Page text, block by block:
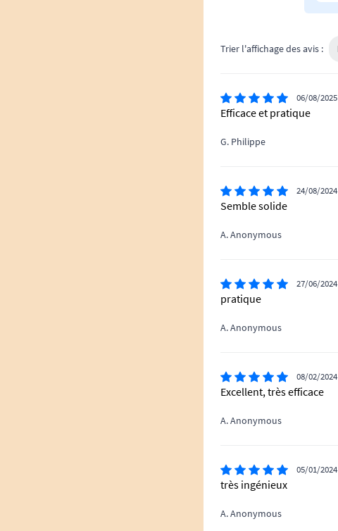
Trier l'affichage des avis :
06/08/2025
Efficace et pratique
G. Philippe
24/08/2024
Semble solide
A. Anonymous
27/06/2024
pratique
A. Anonymous
08/02/2024
Excellent, très efficace
A. Anonymous
05/01/2024
très ingénieux
A. Anonymous